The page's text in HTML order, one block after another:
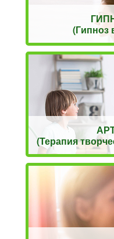
(Гипноз
(Терапия